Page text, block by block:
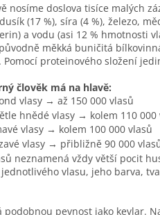
nosíme doslova tisíce malých
(17 %), síra (4 %), železo,
a vodu (asi 12 % hmotnosti
měkká buničitá
Pomocí proteinového složení
člověk má na hlavě:
vlasy → až 150 000 vlasů
hnědé vlasy → kolem 110 000
vlasy → kolem 100 000 vlasů
vlasy → přibližně 90 000
neznamená vždy větší pocit
vlasu, jeho barva,
podobnou pevnost jako kevlar.